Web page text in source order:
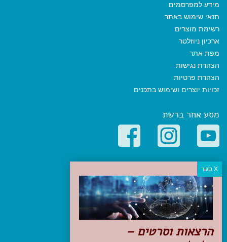
מידע למפרסמים
תנאי שימוש באתר
רשימת מוצרים
ארכיון ניוזלטר
מפת אתר
הצהרת נגישות
הצהרת פרטיות
זכויות יוצרים ושימוש בתכנים
מסע אחר ברשת
קטגוריות פופולריות
יעדים
טיולים בישראל
מלונות בוטיק בישראל
טיפים והמלצות
הכנות לנסיעה
הרצאות וסרטים –